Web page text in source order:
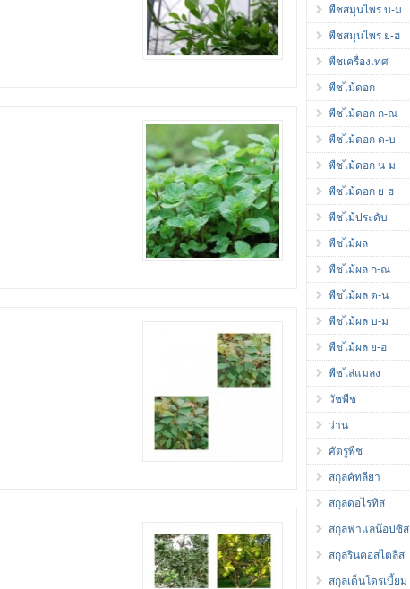
พืชสมุนไพร บ-ม
พืชสมุนไพร ย-ฮ
พืชเครื่องเทศ
พืชไม้ดอก
พืชไม้ดอก ก-ณ
พืชไม้ดอก ด-บ
พืชไม้ดอก น-ม
พืชไม้ดอก ย-ฮ
พืชไม้ประดับ
พืชไม้ผล
พืชไม้ผล ก-ณ
พืชไม้ผล ด-น
พืชไม้ผล บ-ม
พืชไม้ผล ย-ฮ
พืชไล่แมลง
วัชพืช
ว่าน
ศัตรูพืช
สกุลคัทลียา
สกุลดอไรทิส
สกุลฟาแลน๊อปซิส
สกุลรินคอสไตลิส
สกุลเด็นโดรเบี้ยม